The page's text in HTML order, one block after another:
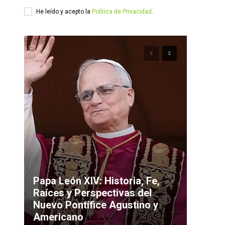
He leído y acepto la Política de Privacidad
Papa León XIV: Historia, Fe,
Raíces y Perspectivas del
Nuevo Pontífice Agustino y
Americano